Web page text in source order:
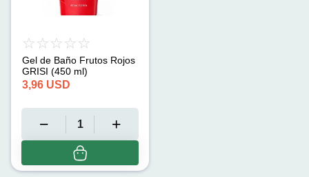
Gel de Baño Frutos Rojos
GRISI (450 ml)
3,96 USD